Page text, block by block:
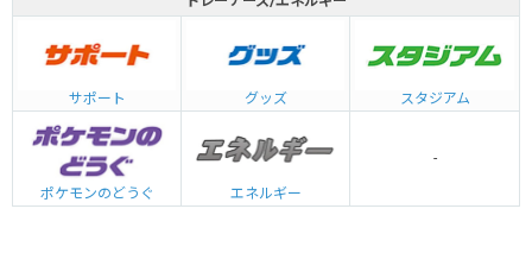
サポート グッズ スタジアム
ポケモンのどうぐ エネルギー
-